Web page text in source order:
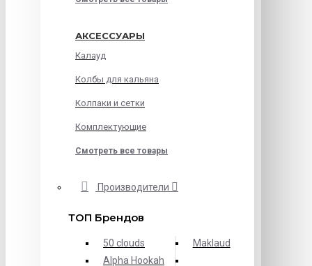
АКСЕССУАРЫ
Калауд
Колбы для кальяна
Колпаки и сетки
Комплектующие
Смотреть все товары
Производители
ТОП Брендов
50 clouds
Alpha Hookah
Maklaud